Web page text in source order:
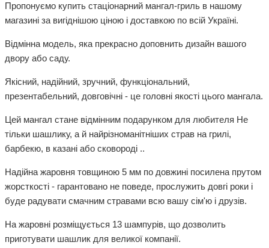
Пропонуємо купить стаціонарний мангал-гриль в нашому
магазині за вигіднішою ціною і доставкою по всій Україні.
Відмінна модель, яка прекрасно доповнить дизайн вашого
двору або саду.
Якісний, надійний, зручний, функціональний,
презентабельний, довговічні - це головні якості цього мангала.
Цей мангал стане відмінним подарунком для любителя Не
тільки шашлику, а й найрізноманітніших страв на грилі,
барбекю, в казані або сковороді ..
Надійна жаровня товщиною 5 мм по довжині посилена прутом
жорсткості - гарантовано не поведе, прослужить довгі роки і
буде радувати смачним стравами всю вашу сім'ю і друзів.
На жаровні розміщується 13 шампурів, що дозволить
приготувати шашлик для великої компанії.